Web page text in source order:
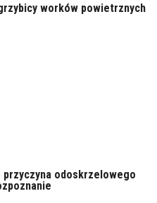
worków powietrznych
odoskrzelowego